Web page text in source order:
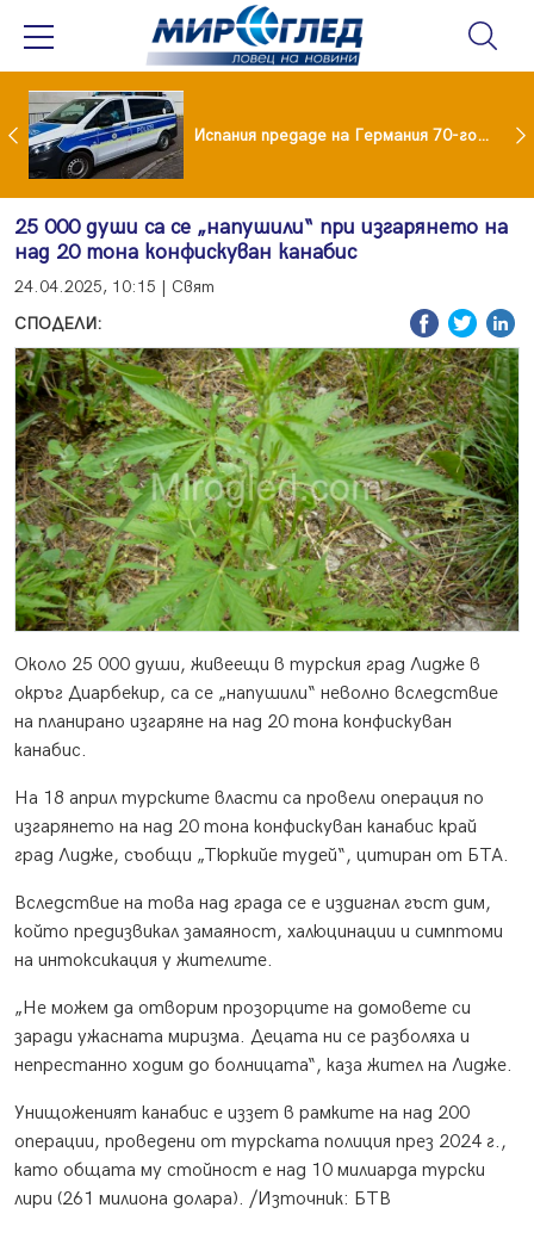
Нови пътни такси в Румъния от 31 август: Колко ще плащат камионите и колите Испания предаде на Германия 70-годишен заподозрян за банков обир
25 000 души са се „напушили“ при изгарянето на
над 20 тона конфискуван канабис
24.04.2025, 10:15 | Свят
СПОДЕЛИ:
Около 25 000 души, живеещи в турския град Лидже в
окръг Диарбекир, са се „напушили“ неволно вследствие
на планирано изгаряне на над 20 тона конфискуван
канабис.
На 18 април турските власти са провели операция по
изгарянето на над 20 тона конфискуван канабис край
град Лидже, съобщи „Тюркийе тудей“, цитиран от БТА.
Вследствие на това над града се е издигнал гъст дим,
който предизвикал замаяност, халюцинации и симптоми
на интоксикация у жителите.
„Не можем да отворим прозорците на домовете си
заради ужасната миризма. Децата ни се разболяха и
непрестанно ходим до болницата“, каза жител на Лидже.
Унищоженият канабис е иззет в рамките на над 200
операции, проведени от турската полиция през 2024 г.,
като общата му стойност е над 10 милиарда турски
лири (261 милиона долара). /Източник: БТВ